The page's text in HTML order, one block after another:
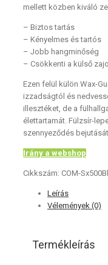
mellett közben kiváló
– Biztos tartás
– Kényelmes és tartós
– Jobb hangminőség
– Csökkenti a külső
Ezen felül külön Wax-
izzadságtól és
illesztéket, de a
élettartamát. Fülzsír-
szennyeződés
Irány a webshop
Cikkszám: COM-
Leírás
Vélemények (0)
Termékleírás